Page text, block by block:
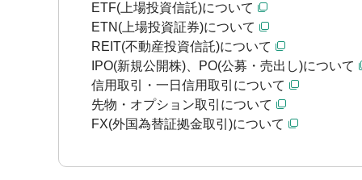
ETF(上場投資信託)について
ETN(上場投資証券)について
REIT(不動産投資信託)について
IPO(新規公開株)、PO(公募・売出し)について
信用取引・一日信用取引について
先物・オプション取引について
FX(外国為替証拠金取引)について